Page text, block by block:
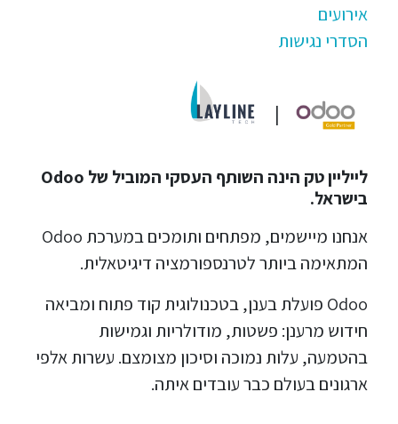
אירועים
הסדרי נגישות
|
לייליין טק הינה השותף העסקי המוביל של Odoo
בישראל.
אנחנו מיישמים, מפתחים ותומכים במערכת Odoo
המתאימה ביותר לטרנספורמציה דיגיטאלית.
Odoo פועלת בענן, בטכנולוגית קוד פתוח ומביאה
חידוש מרענן: פשטות, מודולריות וגמישות
בהטמעה, עלות נמוכה וסיכון מצומצם. עשרות אלפי
ארגונים בעולם כבר עובדים איתה.